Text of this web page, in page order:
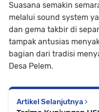
Suasana semakin
melalui sound system
dan gema takbir di
tampak antusias
bagian dari tradisi
Desa Pelem.
Artikel Selanjutnya